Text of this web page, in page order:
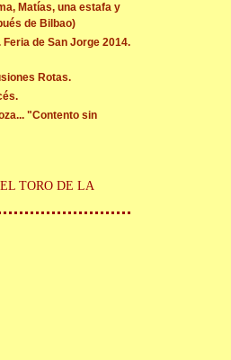
Matías, una estafa y
de Bilbao)
de San Jorge 2014.
Rotas.
"Contento sin
TORO DE LA